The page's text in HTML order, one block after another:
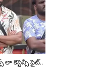
కెప్టెన్సీ ఫైట్..